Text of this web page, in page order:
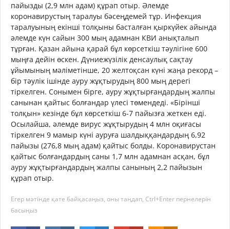
пайызды (2,9 млн адам) құрап отыр. Әлемде
коронавирустың таралуы бәсеңдемей тұр. Инфекция
таралуының екінші толқыны басталған қыркүйек айында
әлемде күн сайын 300 мың адамнан КВИ анықталып
тұрған. Қазан айына қарай бұл көрсеткіш тәулігіне 600
мыңға дейін өскен. Дүниежүзілік денсаулық сақтау
ұйымының мәліметінше, 20 желтоқсан күні жаңа рекорд –
бір тәулік ішінде ауру жұқтырудың 800 мың дерегі
тіркелген. Сонымен бірге, ауру жұқтырғандардың жалпы
санынан қайтыс болғандар үлесі төмендеді. «Бірінші
толқын» кезінде бұл көрсеткіш 6-7 пайызға жеткен еді.
Осылайша, әлемде вирус жұқтырудың 4 млн оқиғасы
тіркелген 9 мамыр күні ауруға шалдыққандардың 6,92
пайызы (276,8 мың адам) қайтыс болды. Коронавирустан
қайтыс болғандардың саны 1,7 млн адамнан асқан, бұл
ауру жұқтырғандардың жалпы санының 2,2 пайызын
құрап отыр.
Егер мәтінде қате байқасаңыз, оны таңдап, Ctrl+Enter пернелерін
басыңыз